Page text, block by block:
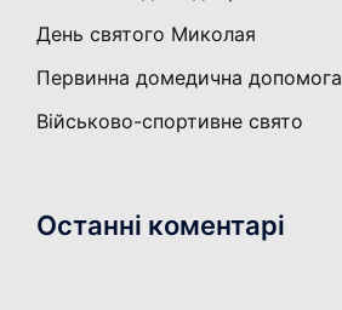
День святого Миколая
Первинна домедична допомога
Військово-спортивне свято
Останні коментарі